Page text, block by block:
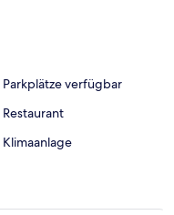
Parkplätze verfügbar
Restaurant
Klimaanlage